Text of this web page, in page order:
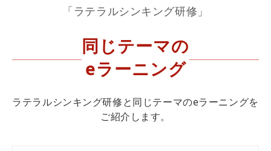
「ラテラルシンキング研修」
同じテーマの
eラーニング
ラテラルシンキング研修と同じテーマのeラーニングを
ご紹介します。